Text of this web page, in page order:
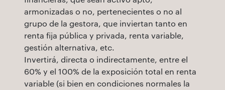
armonizadas o no, pertenecientes o no al
grupo de la gestora, que inviertan tanto en
renta fija pública y privada, renta variable,
gestión alternativa, etc.
Invertirá, directa o indirectamente, entre el
60% y el 100% de la exposición total en renta
variable (si bien en condiciones normales la